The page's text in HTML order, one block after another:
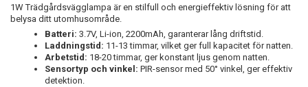
1W Trädgårdsvägglampa är en stilfull och energieffektiv lösning för att
belysa ditt utomhusområde.
Batteri: 3.7V, Li-ion, 2200mAh, garanterar lång driftstid.
Laddningstid: 11-13 timmar, vilket ger full kapacitet för natten.
Arbetstid: 18-20 timmar, ger konstant ljus genom natten.
Sensortyp och vinkel: PIR-sensor med 50° vinkel, ger effektiv
detektion.